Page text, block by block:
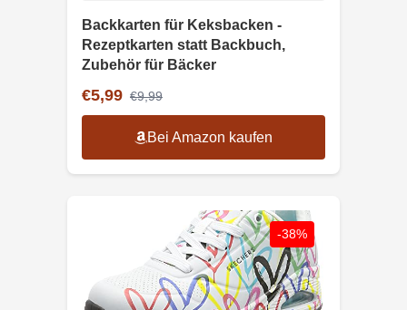
Backkarten für Keksbacken -
Rezeptkarten statt Backbuch,
Zubehör für Bäcker
€5,99 €9,99
Bei Amazon kaufen
-38%